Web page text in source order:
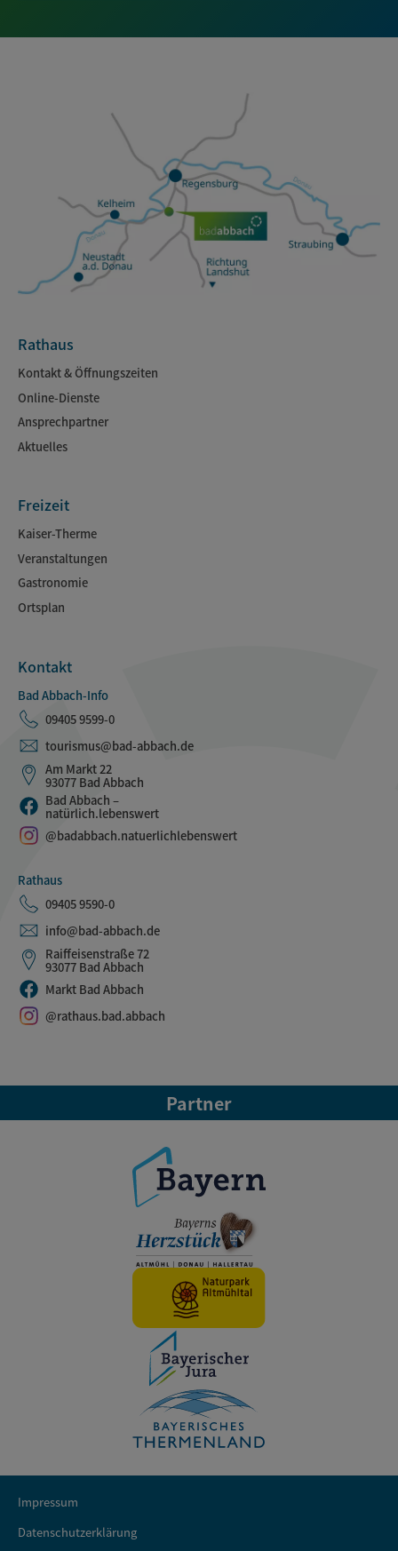
Rathaus
Kontakt & Öffnungszeiten
Online-Dienste
Ansprechpartner
Aktuelles
Freizeit
Kaiser-Therme
Veranstaltungen
Gastronomie
Ortsplan
Kontakt
Bad Abbach-Info
09405 9599-0
tourismus@bad-abbach.de
Am Markt 22
93077 Bad Abbach
Bad Abbach –
natürlich.lebenswert
@badabbach.natuerlichlebenswert
Rathaus
09405 9590-0
info@bad-abbach.de
Raiffeisenstraße 72
93077 Bad Abbach
Markt Bad Abbach
@rathaus.bad.abbach
Partner
Impressum
Datenschutzerklärung